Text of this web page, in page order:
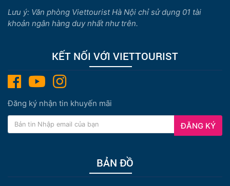
Lưu ý: Văn phòng Viettourist Hà Nội chỉ sử dụng 01 tài
khoản ngân hàng duy nhất như trên.
KẾT NỐI VỚI VIETTOURIST
Đăng ký nhận tin khuyến mãi
ĐĂNG KÝ
BẢN ĐỒ